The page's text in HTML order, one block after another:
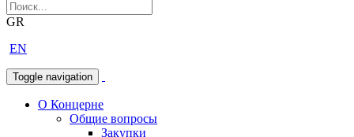
GR
EN
Toggle navigation
О Концерне
Общие вопросы
Закупки